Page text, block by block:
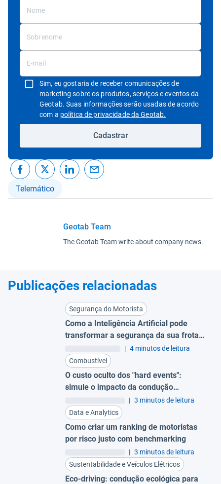
Sim, eu gostaria de receber comunicações de
marketing sobre os produtos, serviços e eventos da
Geotab. Suas informações serão usadas de acordo
com a política de privacidade da Geotab.
Cadastrar
Telemático
Geotab Team
The Geotab Team write about company news.
Publicações relacionadas
Segurança do Motorista
Como a Inteligência Artificial pode
transformar a segurança da sua frota:
Da reação à prevenção
| 4 minutos de leitura
Combustível
O custo oculto dos "hard events":
simule o impacto da condução
agressiva no consumo de combustível
| 3 minutos de leitura
Data e Analytics
Como criar um ranking de motoristas
por risco justo com benchmarking
| 3 minutos de leitura
Sustentabilidade e Veículos Elétricos
Eco-driving: condução ecológica para